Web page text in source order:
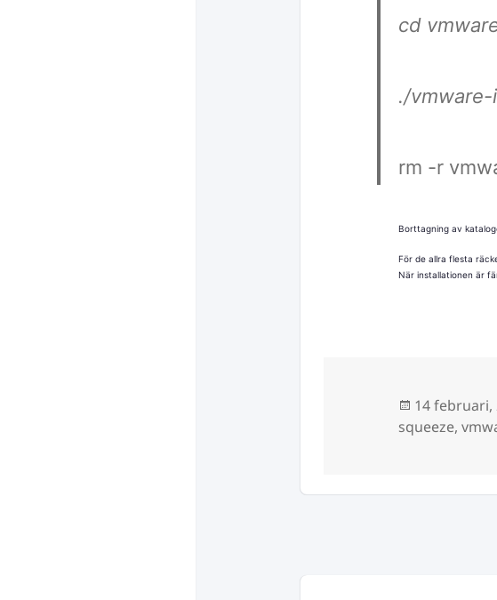
cd
./
rm -r
Borttagning av
För de allra flesta
När installationen är
Postat
14 februari,
squeeze,